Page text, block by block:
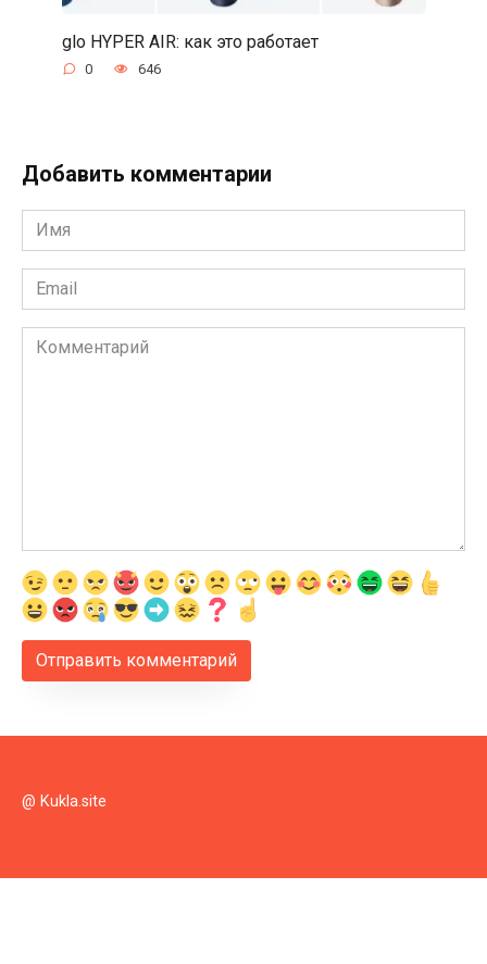
glo HYPER AIR: как это работает
0 646
Добавить комментарии
Имя
*
Email
*
Комментарий
@ Kukla.site